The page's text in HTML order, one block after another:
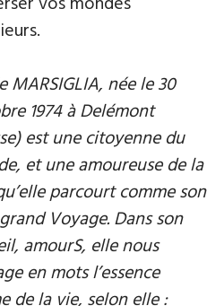
MARSIGLIA, née le 30
1974 à Delémont
est une citoyenne du
et une amoureuse de la
parcourt comme son
Voyage. Dans son
amourS, elle nous
en mots l’essence